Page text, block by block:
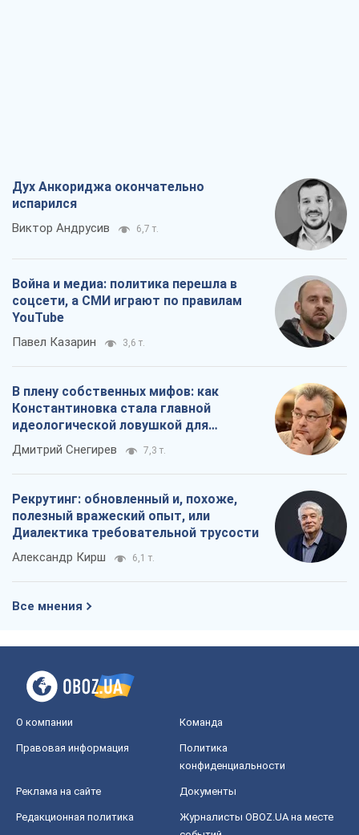
Дух Анкориджа окончательно
испарился
Виктор Андрусив 6,7 т.
Война и медиа: политика перешла в
соцсети, а СМИ играют по правилам
YouTube
Павел Казарин 3,6 т.
В плену собственных мифов: как
Константиновка стала главной
идеологической ловушкой для
российских оккупантов
Дмитрий Снегирев 7,3 т.
Рекрутинг: обновленный и, похоже,
полезный вражеский опыт, или
Диалектика требовательной трусости
Александр Кирш 6,1 т.
Все мнения
О компании Команда
Правовая информация
Политика
конфиденциальности
Реклама на сайте Документы
Редакционная политика
Журналисты OBOZ.UA на месте